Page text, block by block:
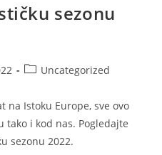
sezonu
Uncategorized
na Istoku Europe, sve ovo
tako i kod nas. Pogledajte
sezonu 2022.